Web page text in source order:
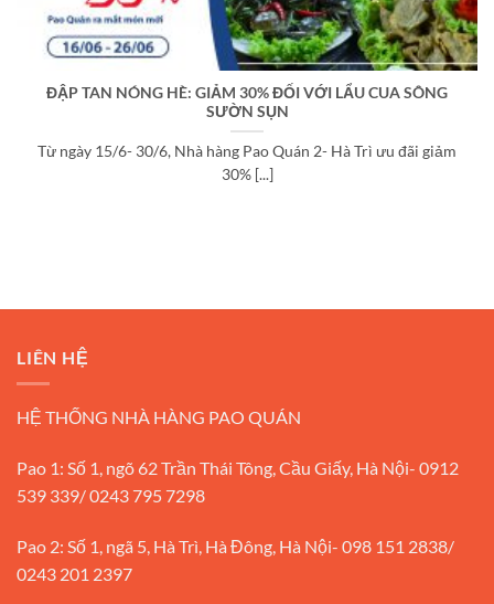
ĐẬP TAN NÓNG HÈ: GIẢM 30% ĐỐI VỚI LẨU CUA SÔNG
SƯỜN SỤN
Từ ngày 15/6- 30/6, Nhà hàng Pao Quán 2- Hà Trì ưu đãi giảm
30% [...]
LIÊN HỆ
HỆ THỐNG NHÀ HÀNG PAO QUÁN
Pao 1: Số 1, ngõ 62 Trần Thái Tông, Cầu Giấy, Hà Nội- 0912
539 339/ 0243 795 7298
Pao 2: Số 1, ngã 5, Hà Trì, Hà Đông, Hà Nội- 098 151 2838/
0243 201 2397